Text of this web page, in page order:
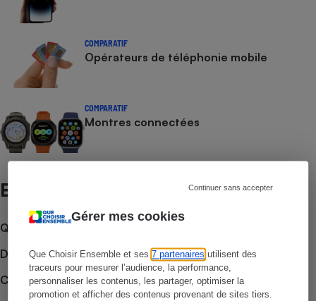
Gérer mes cookies
Que Choisir Ensemble et ses7 partenaires utilisent des
traceurs pour mesurer l’audience, la performance,
personnaliser les contenus, les partager, optimiser la
promotion et afficher des contenus provenant de sites tiers.
Continuer sans accepter
COMPARATIF
Opérateurs de téléphonie mobile
COMPARATIF
Montres connectées
Et aussi
Que faire en cas de litige ?
Découvrir le forum
Consulter nos Actualités